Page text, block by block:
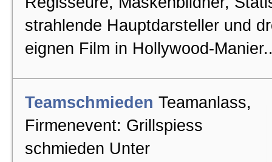
strahlende Hauptdarsteller und
eignen Film in Hollywood-
Teamschmieden Teamanlass,
Firmenevent: Grillspiess
schmieden Unter